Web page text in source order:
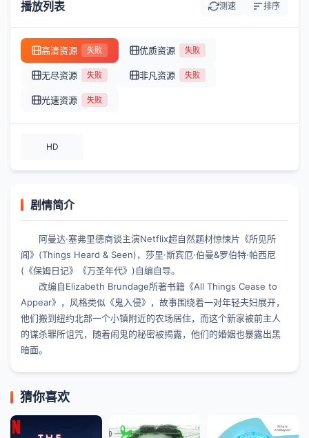
播放列表 测速 排序
高清资源 失败 优质资源 失败
无尽资源 失败 非凡资源 失败
光速资源 失败
HD
剧情简介
阿曼达·塞弗里德商谈主演Netflix超自然题材惊悚片《所见所
闻》(Things Heard & Seen)，莎里·斯宾厄·伯曼&罗伯特·帕西尼
(《保姆日记》《万圣年代》)自编自导。
改编自Elizabeth Brundage所著书籍《All Things Cease to
Appear》，风格类似《鬼入侵》，故事围绕着一对年轻夫妇展开，
他们搬到纽约北部一个小镇附近的农场居住，而这个新家被前主人
的谋杀罪所诅咒，随着闹鬼的秘密被揭露，他们的婚姻也暴露出黑
暗面。
猜你喜欢